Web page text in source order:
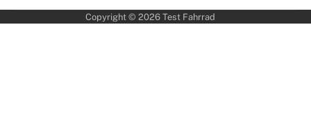
Copyright © 2026 Test Fahrrad